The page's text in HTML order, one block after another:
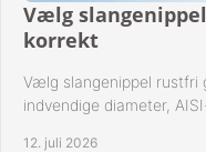
Vælg
korrekt
Vælg slangenippel rustfri
indvendige diameter,
12. juli 2026